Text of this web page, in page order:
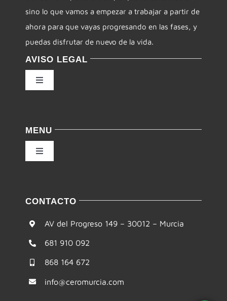
sino lo que vamos a empezar a trabajar a partir de
ahora para que vayas progresando en las fases, y
puedas disfrutar de nuevo de la vida.
AVISO LEGAL
Toggle
Navigation
Condiciones de uso
Accesibilidad
Mapa del sitio
MENU
Toggle
Navigation
Te ayudamos
Formación
CONTACTO
AV del Progreso 149 – 30012 – Murcia
681 910 092
868 164 672
info@ceromurcia.com